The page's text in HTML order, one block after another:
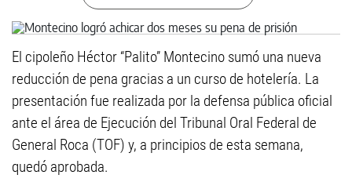
El cipoleño Héctor “Palito” Montecino sumó una nueva
reducción de pena gracias a un curso de hotelería. La
presentación fue realizada por la defensa pública oficial
ante el área de Ejecución del Tribunal Oral Federal de
General Roca (TOF) y, a principios de esta semana,
quedó aprobada.